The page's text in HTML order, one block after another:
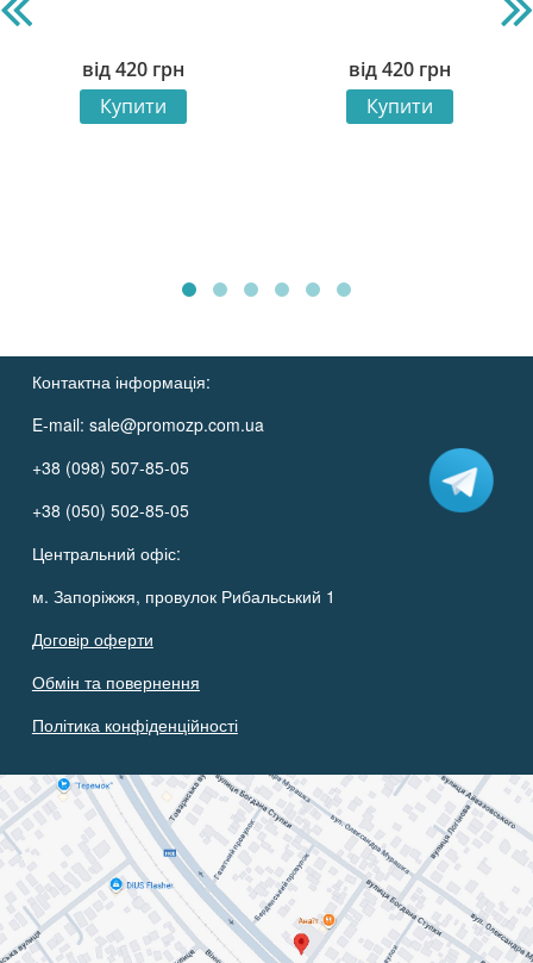
від420 грн
Купити
від420 грн
Купити
Контактна інформація:
E-mail: sale@promozp.com.ua
+38 (098) 507-85-05
+38 (050) 502-85-05
Центральний офіс:
м. Запоріжжя, провулок Рибальський 1
Договір оферти
Обмін та повернення
Політика конфіденційності